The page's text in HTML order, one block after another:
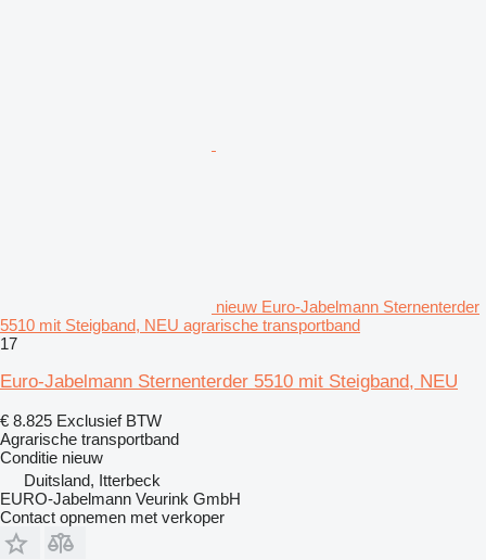
nieuw Euro-Jabelmann Sternenterder
5510 mit Steigband, NEU agrarische transportband
17
Euro-Jabelmann Sternenterder 5510 mit Steigband, NEU
€ 8.825 Exclusief BTW
Agrarische transportband
Conditie nieuw
Duitsland, Itterbeck
EURO-Jabelmann Veurink GmbH
Contact opnemen met verkoper